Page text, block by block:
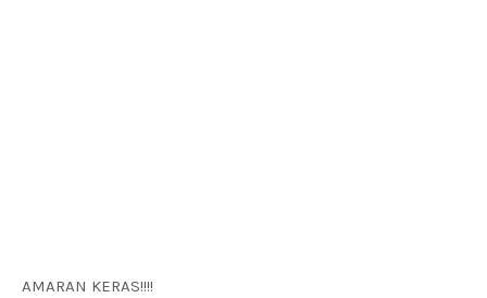
AMARAN KERAS!!!!